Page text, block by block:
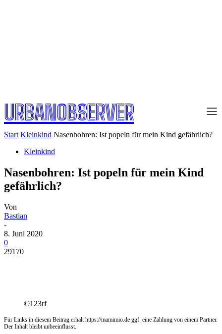
URBANOBSERVER
Start Kleinkind Nasenbohren: Ist popeln für mein Kind gefährlich?
Kleinkind
Nasenbohren: Ist popeln für mein Kind
gefährlich?
Von
Bastian
-
8. Juni 2020
0
29170
©123rf
Für Links in diesem Beitrag erhält https://mamimio.de ggf. eine Zahlung von einem Partner.
Der Inhalt bleibt unbeeinflusst.